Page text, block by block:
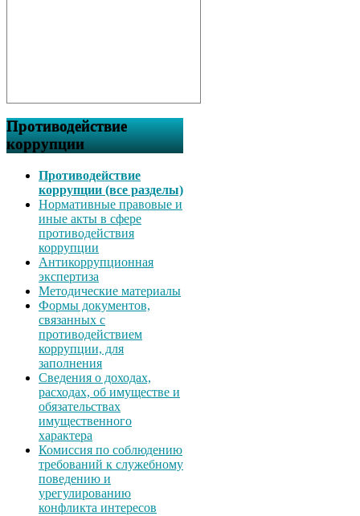
Противодействие
коррупции
Противодействие
коррупции (все разделы)
Нормативные правовые и
иные акты в сфере
противодействия
коррупции
Антикоррупционная
экспертиза
Методические материалы
Формы документов,
связанных с
противодействием
коррупции, для
заполнения
Сведения о доходах,
расходах, об имуществе и
обязательствах
имущественного
характера
Комиссия по соблюдению
требований к служебному
поведению и
урегулированию
конфликта интересов